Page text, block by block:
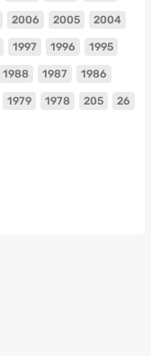
2006 2005 2004
1997 1996 1995
1988 1987 1986
1979 1978 205 26